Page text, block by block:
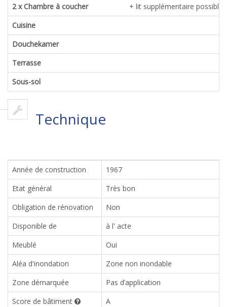
2 x Chambre à coucher
+ lit supplémentaire possible
Cuisine
Douchekamer
Terrasse
Sous-sol
Technique
Année de construction
1967
Etat général
Très bon
Obligation de rénovation
Non
Disponible de
à l' acte
Meublé
Oui
Aléa d'inondation
Zone non inondable
Zone démarquée
Pas d’application
Score de bâtiment
A